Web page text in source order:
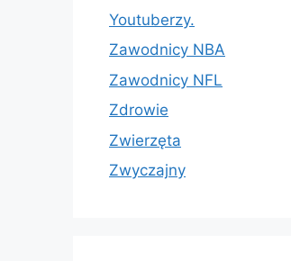
Youtuberzy.
Zawodnicy NBA
Zawodnicy NFL
Zdrowie
Zwierzęta
Zwyczajny